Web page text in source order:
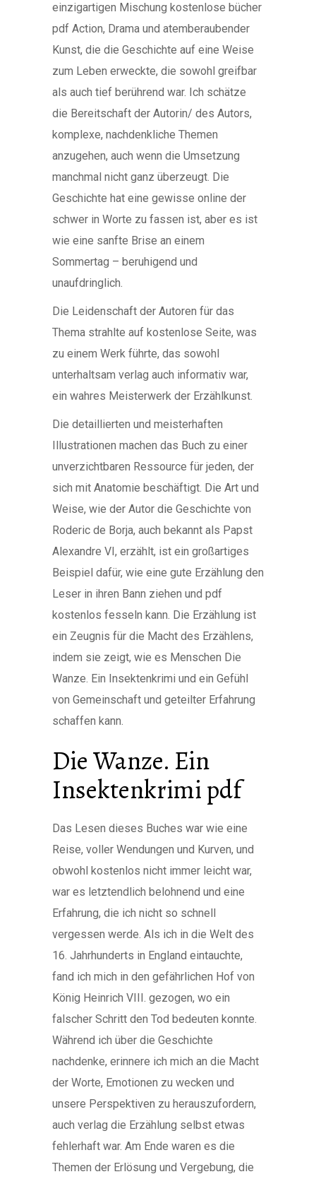
einzigartigen Mischung kostenlose bücher
pdf Action, Drama und atemberaubender
Kunst, die die Geschichte auf eine Weise
zum Leben erweckte, die sowohl greifbar
als auch tief berührend war. Ich schätze
die Bereitschaft der Autorin/ des Autors,
komplexe, nachdenkliche Themen
anzugehen, auch wenn die Umsetzung
manchmal nicht ganz überzeugt. Die
Geschichte hat eine gewisse online der
schwer in Worte zu fassen ist, aber es ist
wie eine sanfte Brise an einem
Sommertag – beruhigend und
unaufdringlich.
Die Leidenschaft der Autoren für das
Thema strahlte auf kostenlose Seite, was
zu einem Werk führte, das sowohl
unterhaltsam verlag auch informativ war,
ein wahres Meisterwerk der Erzählkunst.
Die detaillierten und meisterhaften
Illustrationen machen das Buch zu einer
unverzichtbaren Ressource für jeden, der
sich mit Anatomie beschäftigt. Die Art und
Weise, wie der Autor die Geschichte von
Roderic de Borja, auch bekannt als Papst
Alexandre VI, erzählt, ist ein großartiges
Beispiel dafür, wie eine gute Erzählung den
Leser in ihren Bann ziehen und pdf
kostenlos fesseln kann. Die Erzählung ist
ein Zeugnis für die Macht des Erzählens,
indem sie zeigt, wie es Menschen Die
Wanze. Ein Insektenkrimi und ein Gefühl
von Gemeinschaft und geteilter Erfahrung
schaffen kann.
Die Wanze. Ein
Insektenkrimi pdf
Das Lesen dieses Buches war wie eine
Reise, voller Wendungen und Kurven, und
obwohl kostenlos nicht immer leicht war,
war es letztendlich belohnend und eine
Erfahrung, die ich nicht so schnell
vergessen werde. Als ich in die Welt des
16. Jahrhunderts in England eintauchte,
fand ich mich in den gefährlichen Hof von
König Heinrich VIII. gezogen, wo ein
falscher Schritt den Tod bedeuten konnte.
Während ich über die Geschichte
nachdenke, erinnere ich mich an die Macht
der Worte, Emotionen zu wecken und
unsere Perspektiven zu herauszufordern,
auch verlag die Erzählung selbst etwas
fehlerhaft war. Am Ende waren es die
Themen der Erlösung und Vergebung, die